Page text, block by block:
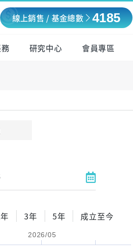
線上銷售 / 基金總數 4185
研究中心 會員專區
3年 5年 成立至今
2026/05